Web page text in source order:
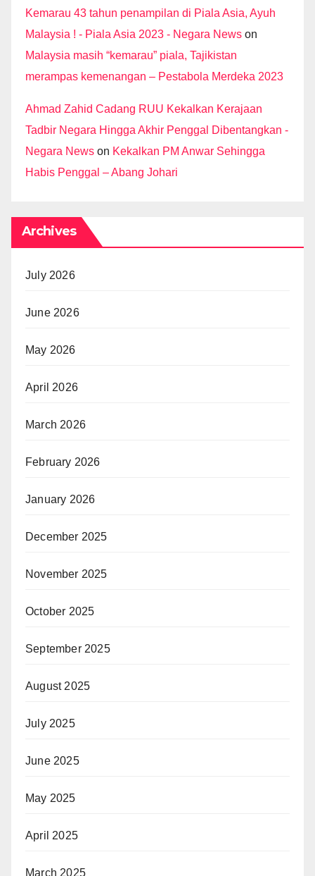
Kemarau 43 tahun penampilan di Piala Asia, Ayuh
Malaysia ! - Piala Asia 2023 - Negara News on
Malaysia masih “kemarau” piala, Tajikistan
merampas kemenangan – Pestabola Merdeka 2023
Ahmad Zahid Cadang RUU Kekalkan Kerajaan
Tadbir Negara Hingga Akhir Penggal Dibentangkan -
Negara News on Kekalkan PM Anwar Sehingga
Habis Penggal – Abang Johari
Archives
July 2026
June 2026
May 2026
April 2026
March 2026
February 2026
January 2026
December 2025
November 2025
October 2025
September 2025
August 2025
July 2025
June 2025
May 2025
April 2025
March 2025